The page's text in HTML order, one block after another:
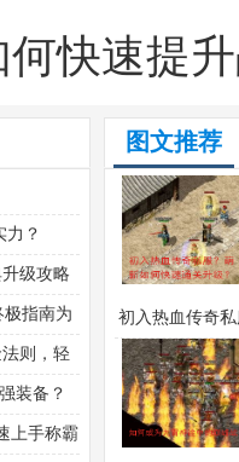
何快速提
力？
级攻略
极指南为
则，轻
装备？
上手称霸
图文推荐
初入热血传奇
新如何快速通